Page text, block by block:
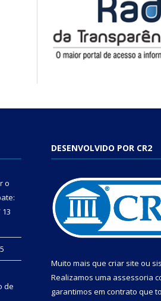
o
13
de
DESENVOLVIDO POR CR2
Muito mais que criar site ou
Realizamos uma assessoria
garantimos em contrato que